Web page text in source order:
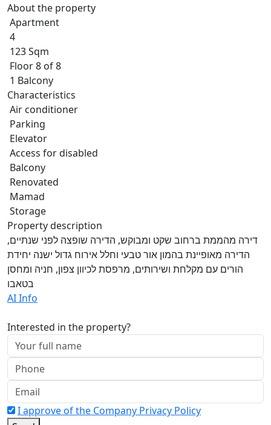
About the property
Apartment
4
123 Sqm
Floor 8 of 8
1 Balcony
Characteristics
Air conditioner
Parking
Elevator
Access for disabled
Balcony
Renovated
Mamad
Storage
Property description
דירה מהממת ברחוב שקט ומבוקש, הדירה שופצה לפני שנתיים,
הדירה מאופיינת בהמון אור טבעי וחלל אירוח גדול ישנה יחידת
הורים עם מקלחת ושירותים, מרפסת לכיוון צפון, חניה ומחסן
בטאבו
AI Info
Interested in the property?
I approve of the Company Privacy Policy